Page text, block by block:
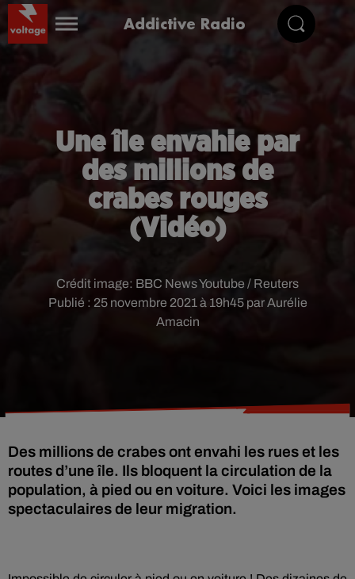
Addictive Radio
Une île envahie par
des millions de
crabes rouges
(Vidéo)
Publié : 25 novembre 2021 à 19h45 par Aurélie
Amacin
Crédit image: BBC News Youtube / Reuters
Des millions de crabes ont envahi les rues et les
routes d’une île. Ils bloquent la circulation de la
population, à pied ou en voiture. Voici les images
spectaculaires de leur migration.